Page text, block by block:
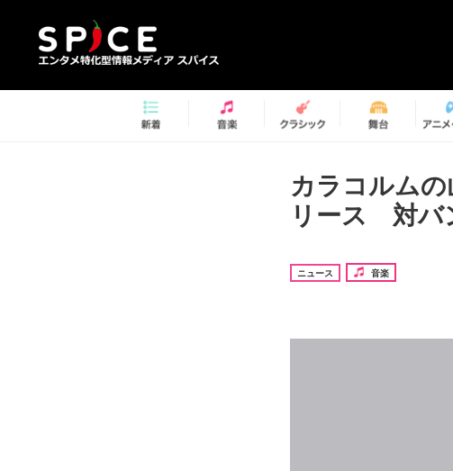
カラコルム
リース 対バ
ニュース 音楽